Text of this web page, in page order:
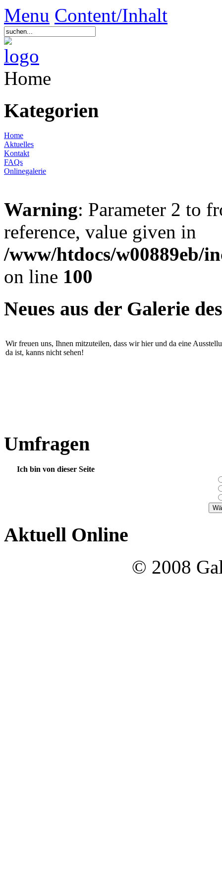
Menu Content/Inhalt
Home
Kategorien
Home
Aktuelles
Kontakt
FAQs
Onlinegalerie
Warning: Parameter 2 to
reference, value given in
/www/htdocs/w00889eb/
on line 100
Neues aus der Galerie
Wir freuen uns, Ihnen mitzuteilen, dass wir hier und da eine
da ist, kanns nicht sehen!
Umfragen
Ich bin von dieser Seite
Aktuell Online
© 2008